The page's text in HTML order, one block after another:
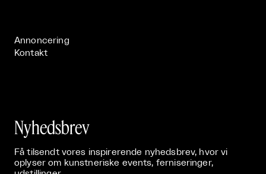
Annoncering
Kontakt
Nyhedsbrev
Få tilsendt vores inspirerende nyhedsbrev, hvor vi
oplyser om kunstneriske events, ferniseringer,